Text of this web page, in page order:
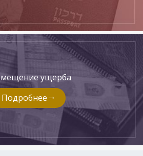
ущерба
Подробнее